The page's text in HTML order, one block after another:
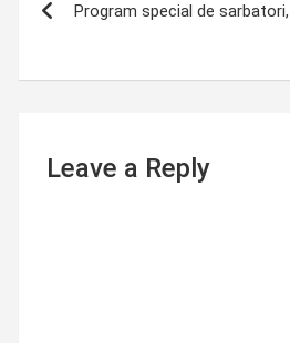
navigation
Program special de
Leave a Reply